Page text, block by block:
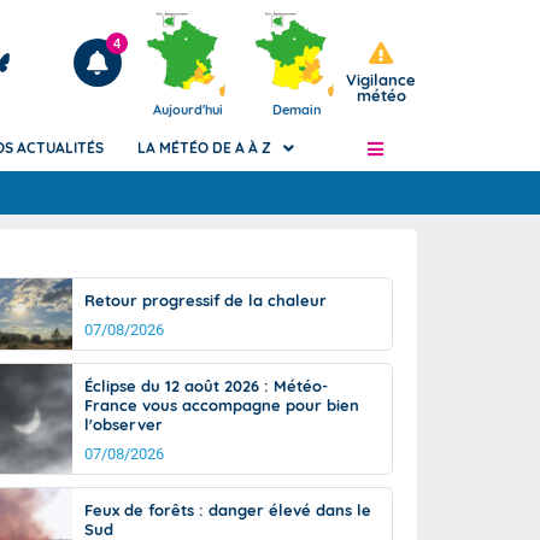
Articles
4
Aujourd'hui Demain
Vigilance
météo
de
Phénomènes dangereux de J+2 à J+7
Avertissement pluies intenses à l'échelle
des communes (Apic)
Bulletins Marine
Bulletins d'estimation du risque
d'avalanche
Météo des forêts
Vigicrues
ACTUALITÉS LA MÉTÉO DE A À Z
Retour progressif de la chaleur
07/08/2026
Éclipse du 12 août 2026 : Météo-
France vous accompagne pour bien
l'observer
07/08/2026
Feux de forêts : danger élevé dans le
Sud